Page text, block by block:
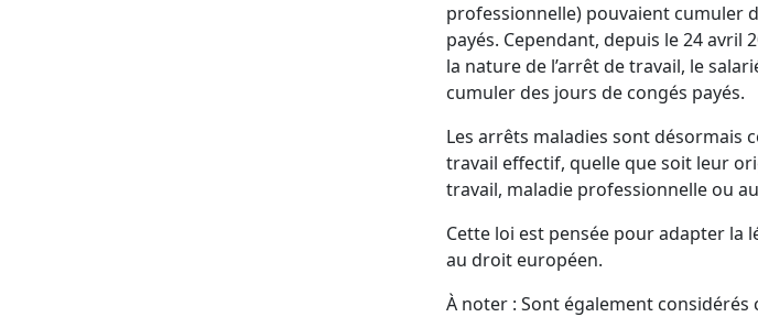
professionnelle) pouvaient cumuler
payés. Cependant, depuis le 24 avril
la nature de l’arrêt de travail, le
cumuler des jours de congés payés.
Les arrêts maladies sont désormais
travail effectif, quelle que soit leur
travail, maladie professionnelle ou
Cette loi est pensée pour adapter la
au droit européen.
À noter : Sont également